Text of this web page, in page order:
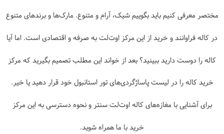
مختصر معرفی کنیم باید بگوییم شیک، آرام و متنوع. مارک‌ها و برندهای متنوع
در کاله فراوانند و خرید از این مرکز اوت‌لت به صرفه و اقتصادی است. اما آیا
کاله را دوست دارید ببینید؟ بعد از خواند این مطلب تصمیم بگیرید که مرکز
خرید کاله را در لیست پاساژگردی‌های تور استانبول خود قرار دهید یا خیر.
برای آشنایی با مغازه‌های کاله اوت‌لت سنتر و نحوه دسترسی به این مرکز
خرید با ما همراه شوید.